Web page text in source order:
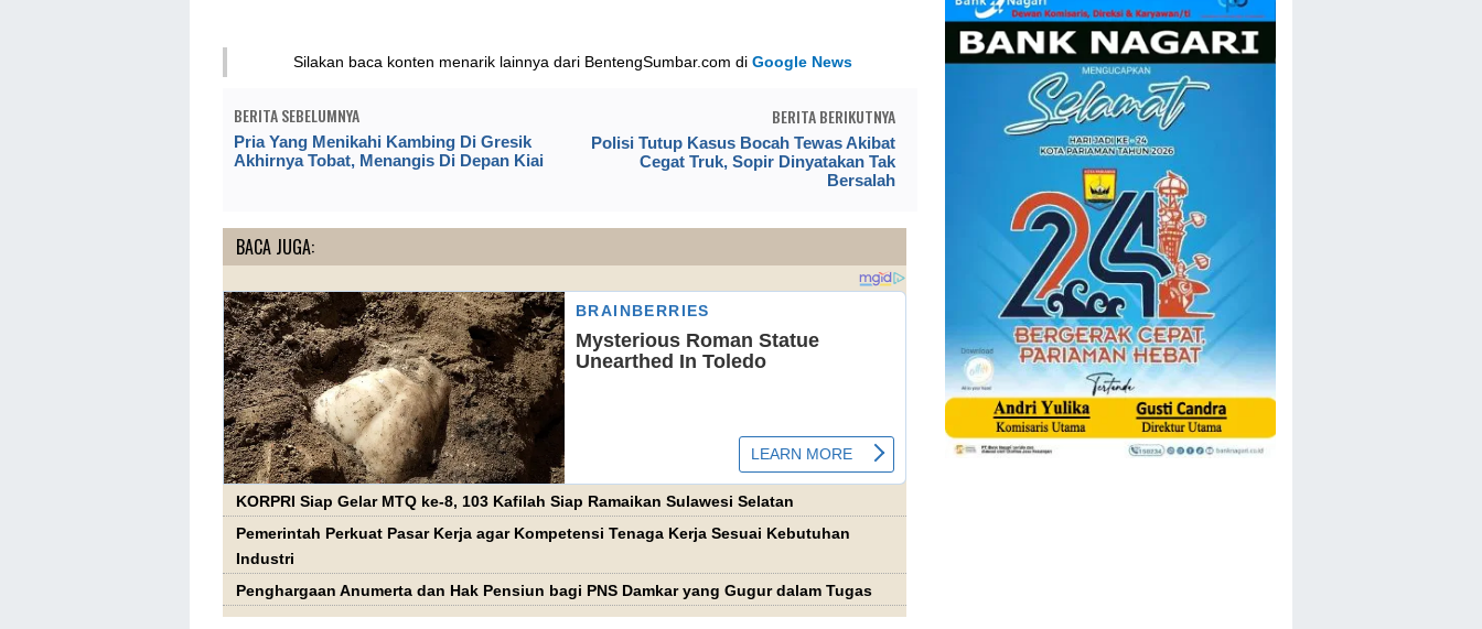
Silakan baca konten menarik lainnya dari BentengSumbar.com diGoogle News
BERITA SEBELUMNYA
Pria Yang Menikahi Kambing Di Gresik
Akhirnya Tobat, Menangis Di Depan Kiai
BERITA BERIKUTNYA
Polisi Tutup Kasus Bocah Tewas Akibat
Cegat Truk, Sopir Dinyatakan Tak
Bersalah
BACA JUGA:
KORPRI Siap Gelar MTQ ke-8, 103 Kafilah Siap Ramaikan Sulawesi Selatan
Pemerintah Perkuat Pasar Kerja agar Kompetensi Tenaga Kerja Sesuai Kebutuhan
Industri
Penghargaan Anumerta dan Hak Pensiun bagi PNS Damkar yang Gugur dalam Tugas